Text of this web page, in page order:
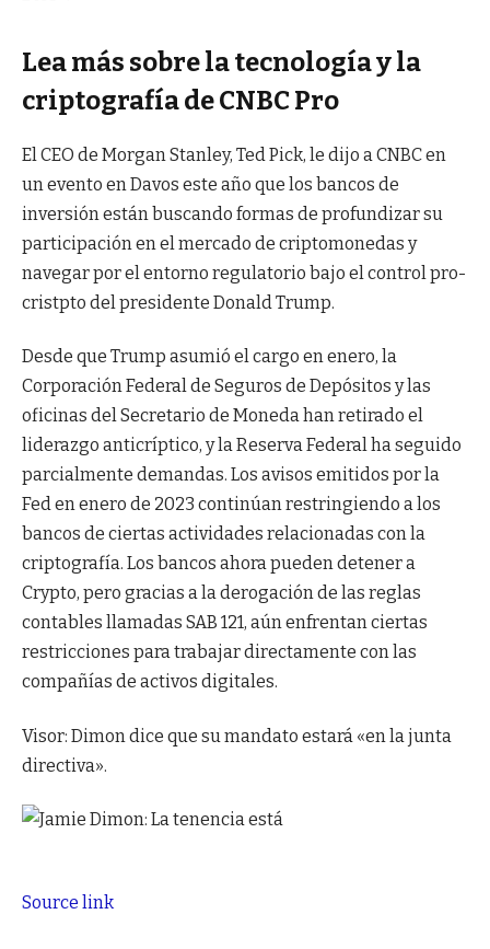
Lea más sobre la tecnología y la
criptografía de CNBC Pro
El CEO de Morgan Stanley, Ted Pick, le dijo a CNBC en
un evento en Davos este año que los bancos de
inversión están buscando formas de profundizar su
participación en el mercado de criptomonedas y
navegar por el entorno regulatorio bajo el control pro-
cristpto del presidente Donald Trump.
Desde que Trump asumió el cargo en enero, la
Corporación Federal de Seguros de Depósitos y las
oficinas del Secretario de Moneda han retirado el
liderazgo anticríptico, y la Reserva Federal ha seguido
parcialmente demandas. Los avisos emitidos por la
Fed en enero de 2023 continúan restringiendo a los
bancos de ciertas actividades relacionadas con la
criptografía. Los bancos ahora pueden detener a
Crypto, pero gracias a la derogación de las reglas
contables llamadas SAB 121, aún enfrentan ciertas
restricciones para trabajar directamente con las
compañías de activos digitales.
Visor: Dimon dice que su mandato estará «en la junta
directiva».
Source link